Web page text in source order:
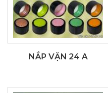
NẮP VẶN 24 A